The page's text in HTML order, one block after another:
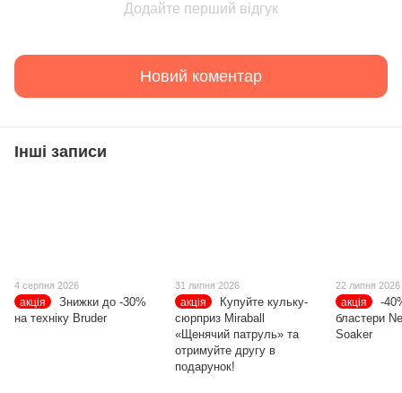
Додайте перший відгук
Новий коментар
Інші записи
4 серпня 2026
акція
Знижки до -30%
на техніку Bruder
31 липня 2026
акція
Купуйте кульку-
сюрприз Miraball
«Щенячий патруль» та
отримуйте другу в
подарунок!
22 липня 2026
акція
-
бластери
Soaker